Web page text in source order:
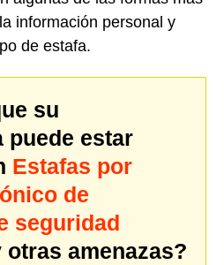
información personal y
de estafa.
su
puede estar
Estafas por
de
seguridad
otras amenazas?